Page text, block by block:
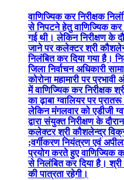
वाणिज्यिक कर निरीक्षक
से निपटने हेतु वाणिज्यिक कर
गई थी। लेकिन निरीक्षण के
जाने पर कलेक्टर श्री
निलंबित कर दिया गया है।
जिला निर्वाचन अधिकारी
कोरोना महामारी पर
में वाणिज्यिक कर निरीक्षक
का ढ़ाबा ग्वालियर पर
लेकिन मंगलवार को एडीजी
द्वारा संयुक्त निरीक्षण के
कलेक्टर श्री कौशलेन्द्र
;वर्गीकरण नियंत्रण एवं
प्रयोग करते हुए वाणिज्यिक
से निलंबित कर दिया है। श्री
की पात्रता रहेगी।